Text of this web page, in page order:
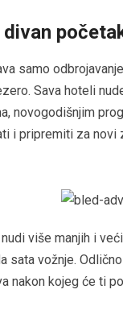
samo
Sava hoteli
novogodišnjim
i pripremiti za
više manjih i
sata vožnje.
nakon kojeg će ti